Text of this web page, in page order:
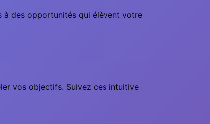
à des opportunités qui élèvent votre
vos objectifs. Suivez ces intuitive